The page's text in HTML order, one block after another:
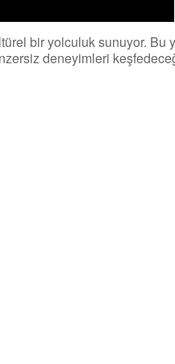
bir yolculuk sunuyor. Bu
deneyimleri